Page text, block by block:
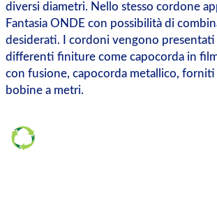
diversi diametri. Nello stesso cordone
Fantasia ONDE con possibilità di
desiderati. I cordoni vengono presentati
differenti finiture come capocorda in
con fusione, capocorda metallico, forniti
bobine a metri.